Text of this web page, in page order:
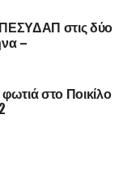
στις δύο
–
στο Ποικίλο